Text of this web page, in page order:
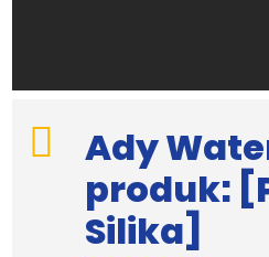
Ady
produk:
Silika]